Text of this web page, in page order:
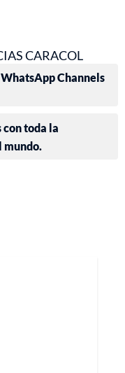
CARACOL
Channels
toda la
mundo.